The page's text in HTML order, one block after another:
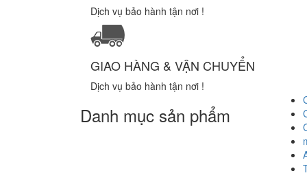
Dịch vụ bảo hành tận nơi !
GIAO HÀNG & VẬN CHUYỂN
Dịch vụ bảo hành tận nơi !
Danh mục sản phẩm